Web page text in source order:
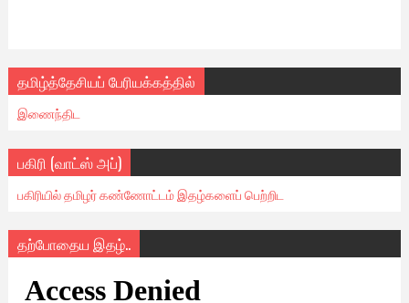
தமிழ்த்தேசியப் பேரியக்கத்தில்
இணைந்திட
பகிரி (வாட்ஸ் அப்)
பகிரியில் தமிழர் கண்ணோட்டம் இதழ்களைப் பெற்றிட
தற்போதைய இதழ்..